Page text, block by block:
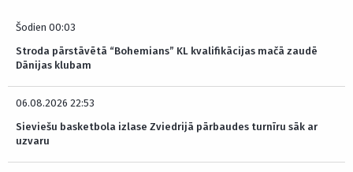
Šodien 00:03
Stroda pārstāvētā “Bohemians” KL kvalifikācijas mačā zaudē
Dānijas klubam
06.08.2026 22:53
Sieviešu basketbola izlase Zviedrijā pārbaudes turnīru sāk ar
uzvaru